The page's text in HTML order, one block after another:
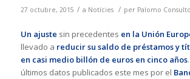
27 octubre, 2015 / a Notícies / per Palomo
Un ajuste sin precedentes en la Unión
llevado a reducir su saldo de préstamos y
en casi medio billón de euros en cinco años
últimos datos publicados este mes por el